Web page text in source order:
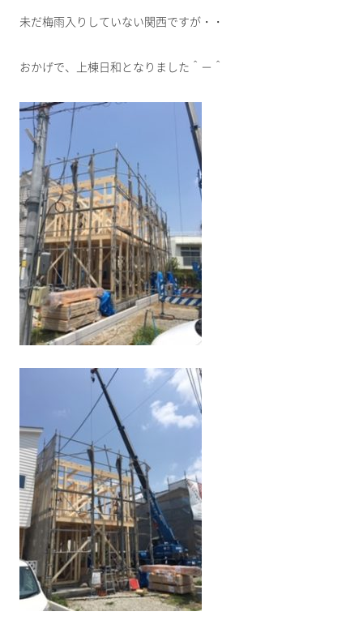
未だ梅雨入りしていない関西ですが・・
おかげで、上棟日和となりました＾－＾